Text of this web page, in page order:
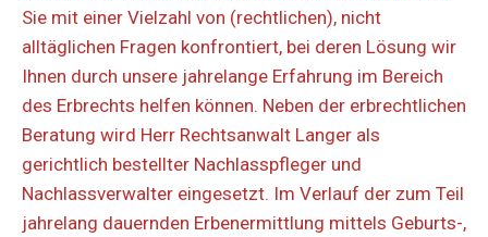
Sie mit einer Vielzahl von (rechtlichen), nicht
alltäglichen Fragen konfrontiert, bei deren Lösung wir
Ihnen durch unsere jahrelange Erfahrung im Bereich
des Erbrechts helfen können. Neben der erbrechtlichen
Beratung wird Herr Rechtsanwalt Langer als
gerichtlich bestellter Nachlasspfleger und
Nachlassverwalter eingesetzt. Im Verlauf der zum Teil
jahrelang dauernden Erbenermittlung mittels Geburts-,